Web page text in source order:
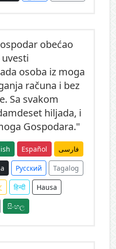
obećao
osoba iz moga
računa i bez
Sa svakom
hiljada, i
Gospodara."
Español فارسی
Русский Tagalog
हिन्दी Hausa
සිංහල